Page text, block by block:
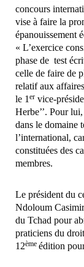
concours
vise à faire la
épanouissement
« L’exercice
phase de test
celle de faire de
relatif aux
le 1er vice-
Herbe’’. Pour
dans le domaine
l’international,
constituées des
membres.
Le président du
Ndoloum
du Tchad pour
praticiens du
12ème édition